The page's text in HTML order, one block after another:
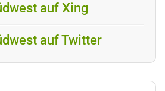
auf Xing
auf Twitter